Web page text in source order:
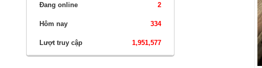
Đang online 2
Hôm nay 334
Lượt truy cập 1,951,577